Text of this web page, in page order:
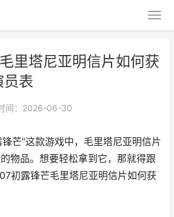
里塔尼亚明信片如何获
员表
间：2026-06-30
芒”这款游戏中，毛里塔尼亚明信片
物品。想要轻松拿到它，那就得跟
初露锋芒毛里塔尼亚明信片如何获